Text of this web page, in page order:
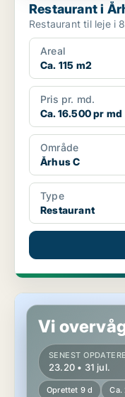
Restaurant i
Restaurant til leje i
Areal
Ca. 115 m2
Pris pr. md.
Ca. 16.500 pr md
Område
Århus C
Type
Restaurant
Restaurant i Århus C
Vi
SENEST
23.20 • 31 jul.
Oprettet 9 d Ca.